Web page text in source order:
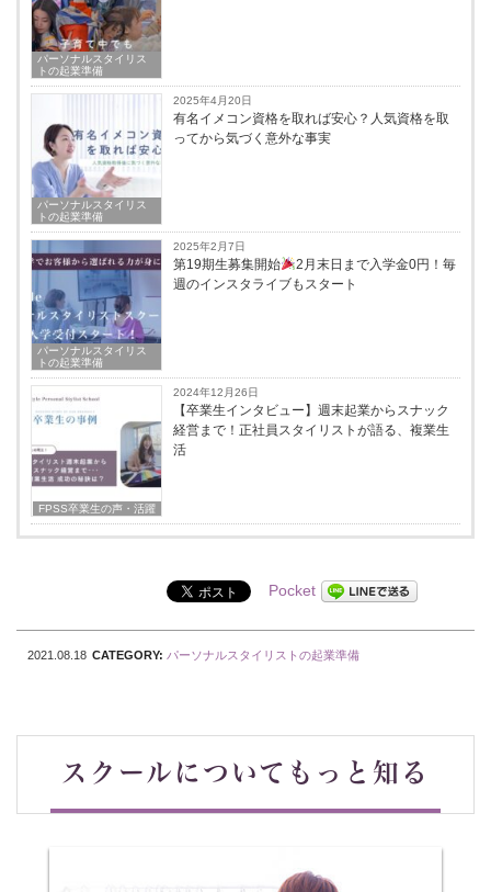
パーソナルスタイリス
トの起業準備
パーソナルスタイリス
トの起業準備
2025年4月20日
有名イメコン資格を取れば安心？人気資格を取
ってから気づく意外な事実
パーソナルスタイリス
トの起業準備
2025年2月7日
第19期生募集開始
2月末日まで入学金0円！毎
週のインスタライブもスタート
FPSS卒業⽣の声・活躍
2024年12月26日
【卒業生インタビュー】週末起業からスナック
経営まで！正社員スタイリストが語る、複業生
活
Pocket
2021.08.18 CATEGORY: パーソナルスタイリストの起業準備
スクールについてもっと知る